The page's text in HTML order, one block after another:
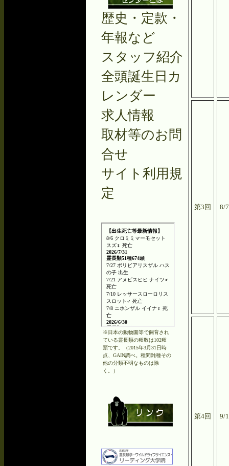
第3回 8/
第4回 9/
歴史・定款・
年報など
スタッフ紹介
全頭誕生日カ
レンダー
求人情報
取材等のお問
合せ
サイト利用規
定
※日本の動物園等で飼育され
ている霊長類の種数は102種
類です。（2015年3月31日時
点、GAIN調べ。種間雑種その
他の分類不明なものは除
く。）